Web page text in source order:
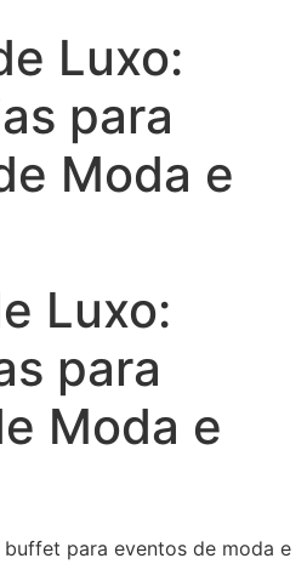
Luxo:
para
Moda e
Luxo:
para
Moda e